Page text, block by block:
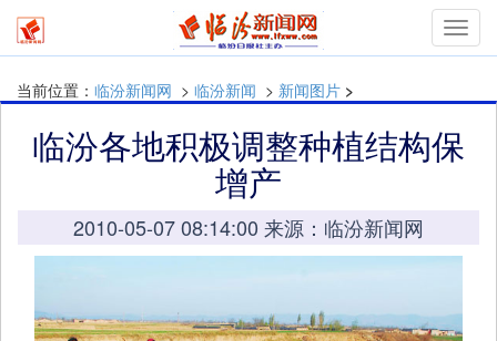
当前位置： 临汾新闻网 > 临汾新闻 > 新闻图片 >
临汾各地积极调整种植结构保
增产
2010-05-07 08:14:00 来源：临汾新闻网